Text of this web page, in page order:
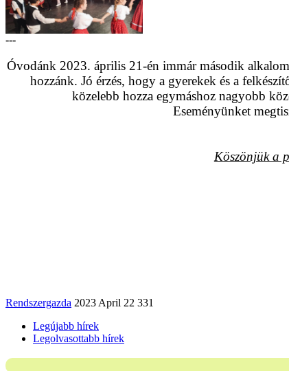
---
Óvodánk 2023. április 21-én immár második
hozzánk. Jó érzés, hogy a gyerekek és a
közelebb hozza egymáshoz nagyobb
Eseményünket
Köszönjük a
Rendszergazda 2023 April 22 331
Legújabb hírek
Legolvasottabb hírek